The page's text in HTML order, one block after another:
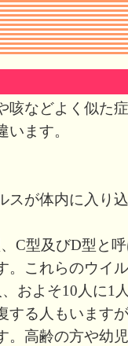
などよく似た
ます。
が体内に入り
C型及びD型と
これらのウイ
およそ10人に1
する人もいます
。高齢の方や幼